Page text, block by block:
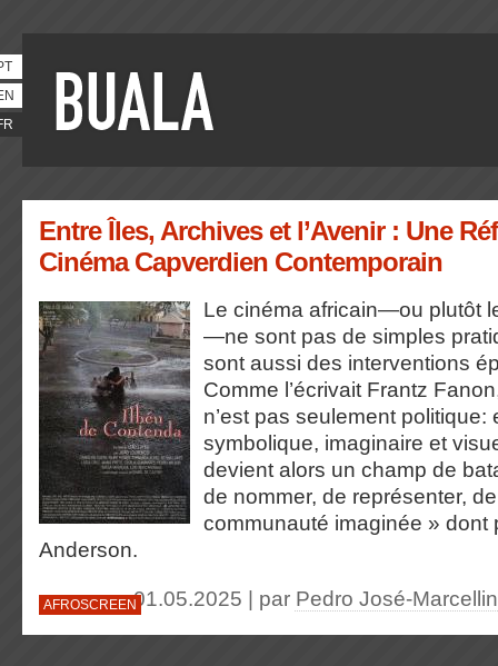
Entre Îles, Archives et l’Avenir : Une
Cinéma Capverdien Contemporain
Le cinéma africain—ou plutôt
—ne sont pas de simples
sont aussi des interventions
Comme l’écrivait Frantz
n’est pas seulement politique:
symbolique, imaginaire et
devient alors un champ de
de nommer, de représenter,
communauté imaginée » dont
Anderson.
AFROSCREEN01.05.2025 | par Pedro José-